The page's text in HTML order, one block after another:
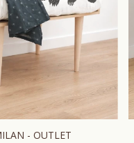
- OUTLET